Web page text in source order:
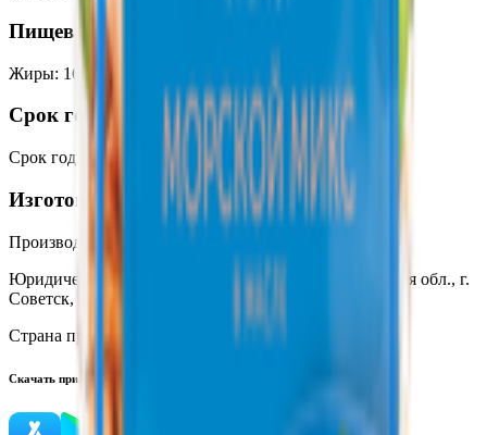
Пищевая ценность на 100г
Жиры: 16.3 209 Углеводы:
Срок годности
Срок годности 3 месяца
Изготовитель
Производитель:
ООО «Вичюнай-Русь»
Юридический адрес:
238758, Россия, Калининградская обл., г.
Советск, ул. Маяковского, д. 3Б
Страна производства:
Скачать приложение